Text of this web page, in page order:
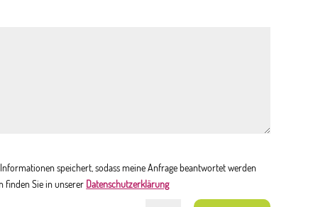
speichert, sodass meine Anfrage beantwortet werden
finden Sie in unserer Datenschutzerklärung